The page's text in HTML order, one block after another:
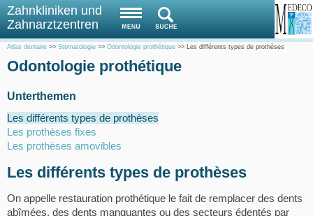
Zahnkliniken und
Zahnarztzentren
Atlas dentaire >> Stomatologie >> Odontologie prothétique >> Les différents types de prothèses
Odontologie prothétique
Unterthemen
Les différents types de prothèses
Les prothèses fixes
Les prothèses amovibles
Les différents types de prothèses
On appelle restauration prothétique le fait de remplacer des dents
abîmées, des dents manquantes ou des secteurs édentés par